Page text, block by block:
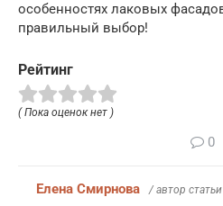
особенностях лаковых
правильный выбор!
Рейтинг
( Пока оценок нет )
0
Елена Смирнова / автор статьи